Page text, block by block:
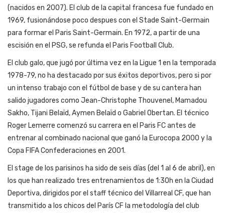
(nacidos en 2007). El club de la capital francesa fue fundado en
1969, fusionándose poco despues con el Stade Saint-Germain
para formar el Paris Saint-Germain. En 1972, a partir de una
escisión en el PSG, se refunda el Paris Football Club.
El club galo, que jugó por última vez en la Ligue 1 en la temporada
1978-79, no ha destacado por sus éxitos deportivos, pero si por
un intenso trabajo con el fútbol de base y de su cantera han
salido jugadores como Jean-Christophe Thouvenel, Mamadou
Sakho, Tijani Belaïd, Aymen Belaïd o Gabriel Obertan. El técnico
Roger Lemerre comenzó su carrera en el Paris FC antes de
entrenar al combinado nacional que ganó la Eurocopa 2000 y la
Copa FIFA Confederaciones en 2001.
El stage de los parisinos ha sido de seis días (del 1 al 6 de abril), en
los que han realizado tres entrenamientos de 1:30h en la Ciudad
Deportiva, dirigidos por el staff técnico del Villarreal CF, que han
transmitido a los chicos del París CF la metodología del club